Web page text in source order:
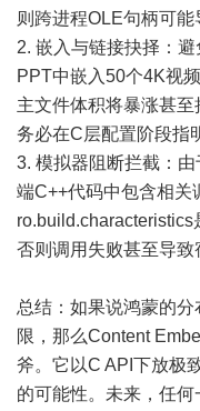
则跨进程OLE句柄可能
2. 嵌入与链接抉择：
PPT中嵌入50个4K视
主文件体积将暴涨甚至
务必在C层配置阶段指
3. 模拟器阻断拦截：
端C++代码中包含相关
ro.build.characteristics
否则调用失败甚至导致
总结：如果说鸿蒙的
限，那么Content
斧。它以C API下放极
的可能性。未来，任